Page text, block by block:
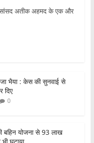
सांसद अतीक अहमद के एक और
भैया : केस की सुनवाई से
दिए
0
बहिन योजना से 93 लाख